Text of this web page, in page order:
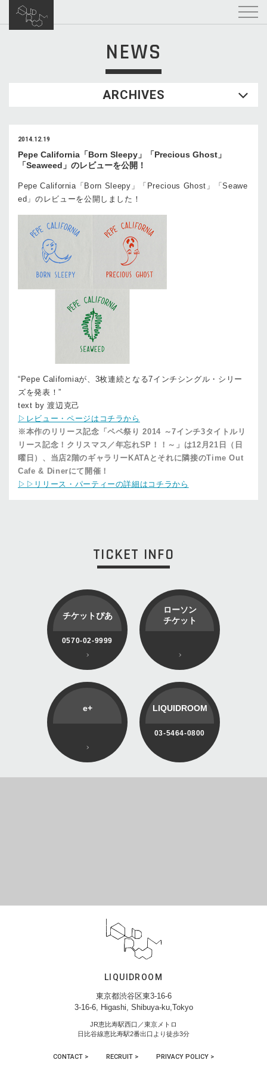
NEWS
ARCHIVES
2014.12.19
Pepe California「Born Sleepy」「Precious Ghost」
「Seaweed」のレビューを公開！
Pepe California「Born Sleepy」「Precious Ghost」「Seawe
ed」のレビューを公開しました！
“Pepe Californiaが、3枚連続となる7インチシングル・シリー
ズを発表！”
text by 渡辺克己
▷レビュー・ページはコチラから
※本作のリリース記念「ペペ祭り 2014 ～7インチ3タイトルリ
リース記念！クリスマス／年忘れSP！！～」は12月21日（日
曜日）、当店2階のギャラリーKATAとそれに隣接のTime Out
Cafe & Dinerにて開催！
▷▷リリース・パーティーの詳細はコチラから
TICKET INFO
チケットぴあ
0570-02-9999
ローソン
チケット
e+ LIQUIDROOM
03-5464-0800
LIQUIDROOM
東京都渋谷区東3-16-6
3-16-6, Higashi, Shibuya-ku,Tokyo
JR恵比寿駅西口／東京メトロ
日比谷線恵比寿駅2番出口より徒歩3分
CONTACT > RECRUIT > PRIVACY POLICY >